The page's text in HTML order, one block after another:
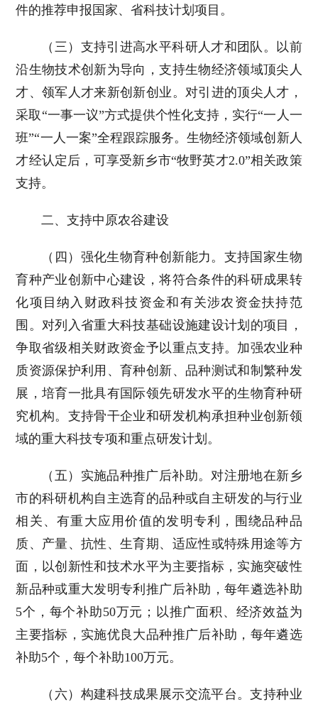
件的推荐申报国家、省科技计划项目。
（三）支持引进高水平科研人才和团队。以前
沿生物技术创新为导向，支持生物经济领域顶尖人
才、领军人才来新创新创业。对引进的顶尖人才，
采取“一事一议”方式提供个性化支持，实行“一人一
班”“一人一案”全程跟踪服务。生物经济领域创新人
才经认定后，可享受新乡市“牧野英才2.0”相关政策
支持。
二、支持中原农谷建设
（四）强化生物育种创新能力。支持国家生物
育种产业创新中心建设，将符合条件的科研成果转
化项目纳入财政科技资金和有关涉农资金扶持范
围。对列入省重大科技基础设施建设计划的项目，
争取省级相关财政资金予以重点支持。加强农业种
质资源保护利用、育种创新、品种测试和制繁种发
展，培育一批具有国际领先研发水平的生物育种研
究机构。支持骨干企业和研发机构承担种业创新领
域的重大科技专项和重点研发计划。
（五）实施品种推广后补助。对注册地在新乡
市的科研机构自主选育的品种或自主研发的与行业
相关、有重大应用价值的发明专利，围绕品种品
质、产量、抗性、生育期、适应性或特殊用途等方
面，以创新性和技术水平为主要指标，实施突破性
新品种或重大发明专利推广后补助，每年遴选补助
5个，每个补助50万元；以推广面积、经济效益为
主要指标，实施优良大品种推广后补助，每年遴选
补助5个，每个补助100万元。
（六）构建科技成果展示交流平台。支持种业